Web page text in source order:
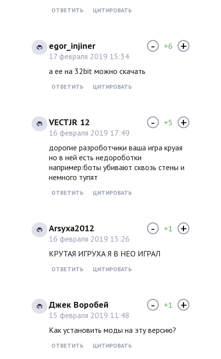
ОТВЕТИТЬ ЦИТИРОВАТЬ
egor_injiner
17 февраля 2019 15:34
а ее на 32bit можно скачать
ОТВЕТИТЬ ЦИТИРОВАТЬ
- +6 +
VECTJR 12
16 февраля 2019 17:49
дорогие разроботчики ваша игра круая
но в ней есть недороботки
например:боты убивают сквозь стены и
немного тупят
ОТВЕТИТЬ ЦИТИРОВАТЬ
- +5 +
Arsyxa2012
16 февраля 2019 15:26
КРУТАЯ ИГРУХА Я В НЕО ИГРАЛ
ОТВЕТИТЬ ЦИТИРОВАТЬ
- +1 +
Джек Воробей
15 февраля 2019 11:48
Как установить моды на эту версию?
ОТВЕТИТЬ ЦИТИРОВАТЬ
- +1 +